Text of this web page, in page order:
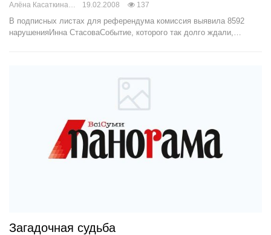
Алёна Касаткина 19.02.2008 137
В подписных листах для референдума комиссия выявила 8592
нарушенияИнна СтасоваСобытие, которого так долго ждали,…
Загадочная судьба